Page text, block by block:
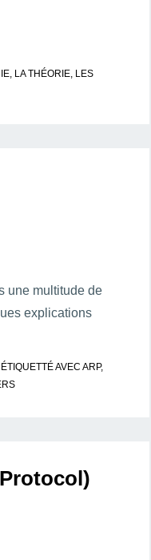
, LA THÉORIE, LES
une multitude de
explications
ÉTIQUETTÉ AVEC ARP,